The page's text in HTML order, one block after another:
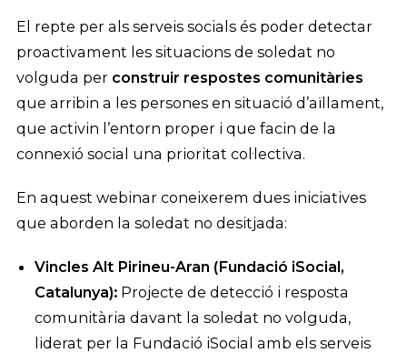
El repte per als serveis socials és poder detectar
proactivament les situacions de soledat no
volguda per construir respostes comunitàries
que arribin a les persones en situació d’aïllament,
que activin l’entorn proper i que facin de la
connexió social una prioritat col·lectiva.
En aquest webinar coneixerem dues iniciatives
que aborden la soledat no desitjada:
Vincles Alt Pirineu-Aran (Fundació iSocial,
Catalunya): Projecte de detecció i resposta
comunitària davant la soledat no volguda,
liderat per la Fundació iSocial amb els serveis